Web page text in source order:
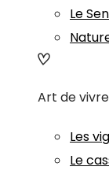
Le
Art de vivre
Les
Le